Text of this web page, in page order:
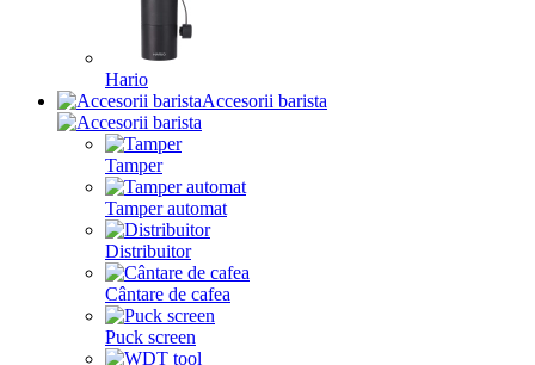
Hario
Accesorii barista
Tamper
Tamper automat
Distribuitor
Cântare de cafea
Puck screen